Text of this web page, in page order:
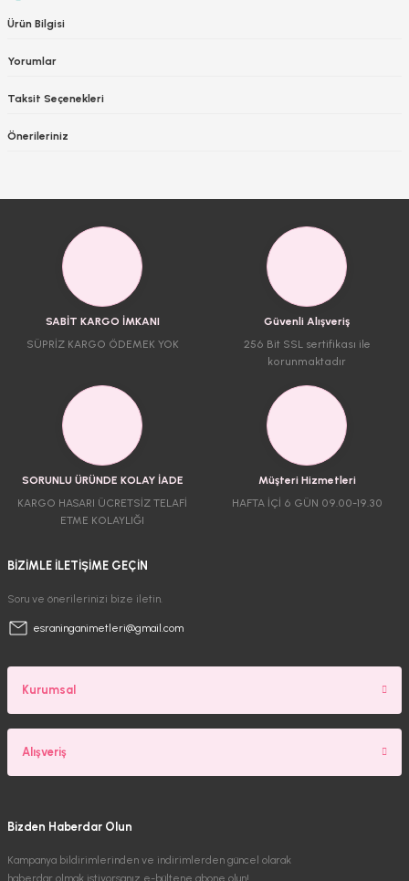
Ürün Bilgisi
Yorumlar
Taksit Seçenekleri
Önerileriniz
SABİT KARGO İMKANI
SÜPRİZ KARGO ÖDEMEK YOK
Güvenli Alışveriş
256 Bit SSL sertifikası ile
korunmaktadır
SORUNLU ÜRÜNDE KOLAY İADE
KARGO HASARI ÜCRETSİZ TELAFİ
ETME KOLAYLIĞI
Müşteri Hizmetleri
HAFTA İÇİ 6 GÜN 09.00-19.30
BİZİMLE İLETİŞİME GEÇİN
Soru ve önerilerinizi bize iletin.
esraninganimetleri@gmail.com
Kurumsal
Alışveriş
Bizden Haberdar Olun
Kampanya bildirimlerinden ve indirimlerden güncel olarak
haberdar olmak istiyorsanız e-bültene abone olun!